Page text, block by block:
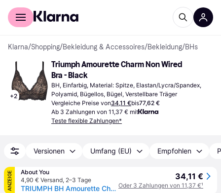
Für Shopper
Klarna/Shopping/Bekleidung & Accessoires/Bekleidung/BHs
+2
Triumph Amourette Charm Non Wired
Bra - Black
BH, Einfarbig, Material: Spitze, Elastan/Lycra/Spandex,
Polyamid, Bügellos, Bügel, Verstellbare Träger
Vergleiche Preise von34,11 €bis77,62 €
Ab 3 Zahlungen von 11,37 € mit
Teste flexible Zahlungen*
Versionen Umfang (EU) Empfohlen
ANZEIGE
About You
4,90 € Versand, 2–3 Tage
TRIUMPH BH Amourette Charm
34,11 €
Oder 3 Zahlungen von 11,37 €¹